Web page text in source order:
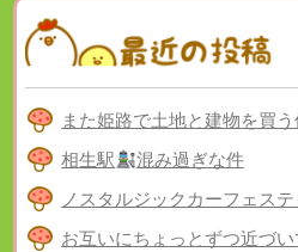
また姫路で土地と建物を買う
相生駅
混み過ぎな件
ノスタルジックカーフェス
お互いにちょっとずつ近づ